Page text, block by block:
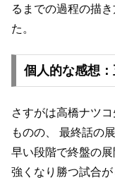
るまでの過程の描
た。
個人的な感想
さすがは高橋ナツ
ものの、
最終話の
早い段階で終盤の
強くなり勝つ試合